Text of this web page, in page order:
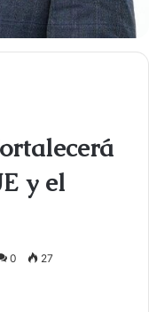
y el
0 27